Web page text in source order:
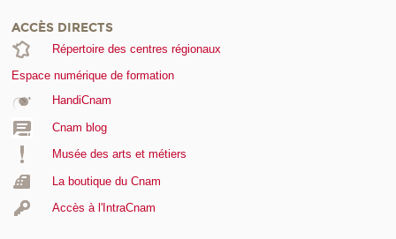
ACCÈS DIRECTS
Répertoire des centres régionaux
Espace numérique de formation
HandiCnam
Cnam blog
Musée des arts et métiers
La boutique du Cnam
Accès à l'IntraCnam